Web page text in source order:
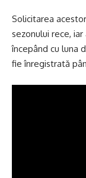
Solicitarea
sezonului rece,
începând cu luna
fie înregistrată